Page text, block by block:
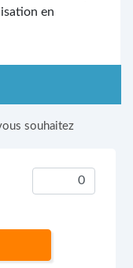
en
souhaitez